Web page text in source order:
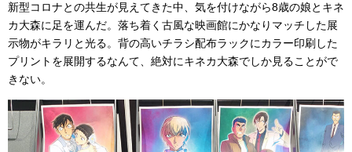
新型コロナとの共生が見えてきた中、気を付けながら8歳の娘とキネ
カ大森に足を運んだ。落ち着く古風な映画館にかなりマッチした展
示物がキラリと光る。背の高いチラシ配布ラックにカラー印刷した
プリントを展開するなんて、絶対にキネカ大森でしか見ることがで
きない。